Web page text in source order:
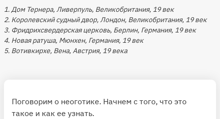
1. Дом Тернера, Ливерпуль, Великобритания, 19 век
2. Королевский судный двор, Лондон, Великобритания, 19 век
3. Фридрихсвердерская церковь, Берлин, Германия, 19 век
4. Новая ратуша, Мюнхен, Германия, 19 век
5. Вотивкирхе, Вена, Австрия, 19 века
Поговорим о неоготике. Начнем с того, что это
такое и как ее узнать.